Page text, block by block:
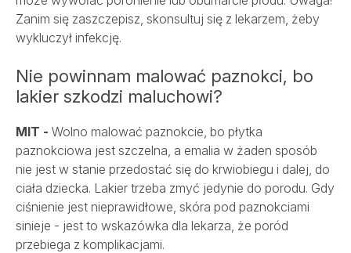
Zanim się zaszczepisz, skonsultuj się z lekarzem, żeby
wykluczył infekcję.
Nie powinnam malować paznokci, bo
lakier szkodzi maluchowi?
MIT - Wolno malować paznokcie, bo płytka
paznokciowa jest szczelna, a emalia w żaden sposób
nie jest w stanie przedostać się do krwiobiegu i dalej, do
ciała dziecka. Lakier trzeba zmyć jedynie do porodu. Gdy
ciśnienie jest nieprawidłowe, skóra pod paznokciami
sinieje - jest to wskazówka dla lekarza, że poród
przebiega z komplikacjami.